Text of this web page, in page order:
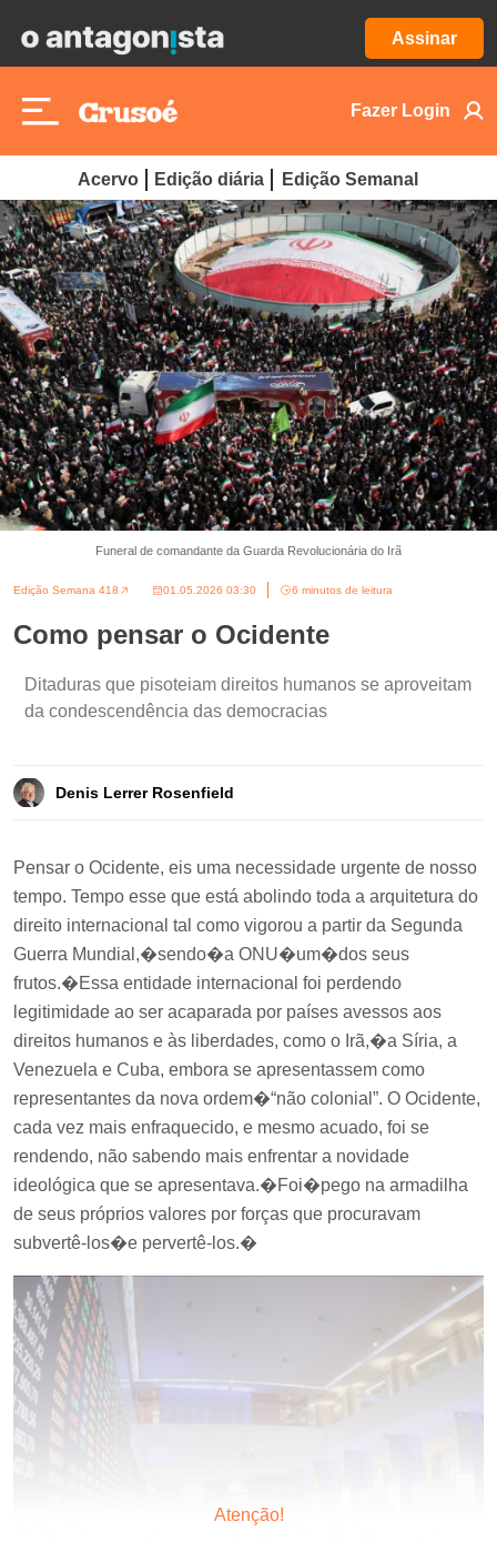
Assinar
Fazer Login
Acervo Edição diária Edição Semanal
Funeral de comandante da Guarda Revolucionária do Irã
Edição Semana 418 01.05.2026 03:30 6 minutos de leitura
Como pensar o Ocidente
Ditaduras que pisoteiam direitos humanos se aproveitam
da condescendência das democracias
Denis Lerrer Rosenfield
Atenção!
Pensar o Ocidente, eis uma necessidade urgente de nosso
tempo. Tempo esse que está abolindo toda a arquitetura do
direito internacional tal como vigorou a partir da Segunda
Guerra Mundial,�sendo�a ONU�um�dos seus
frutos.�Essa entidade internacional foi perdendo
legitimidade ao ser acaparada por países avessos aos
direitos humanos e às liberdades, como o Irã,�a Síria, a
Venezuela e Cuba, embora se apresentassem como
representantes da nova ordem�“não colonial”. O Ocidente,
cada vez mais enfraquecido, e mesmo acuado, foi se
rendendo, não sabendo mais enfrentar a novidade
ideológica que se apresentava.�Foi�pego na armadilha
de seus próprios valores por forças que procuravam
subvertê-los�e pervertê-los.�